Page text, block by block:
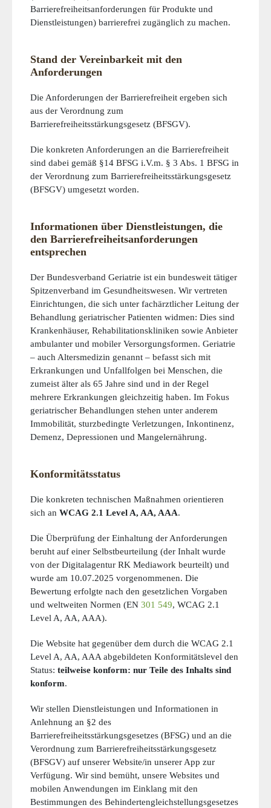
Barrierefreiheitsanforderungen für Produkte und
Dienstleistungen) barrierefrei zugänglich zu machen.
Stand der Vereinbarkeit mit den
Anforderungen
Die Anforderungen der Barrierefreiheit ergeben sich
aus der Verordnung zum
Barrierefreiheitsstärkungsgesetz (BFSGV).
Die konkreten Anforderungen an die Barrierefreiheit
sind dabei gemäß §14 BFSG i.V.m. § 3 Abs. 1 BFSG in
der Verordnung zum Barrierefreiheitsstärkungsgesetz
(BFSGV) umgesetzt worden.
Informationen über Dienstleistungen, die
den Barrierefreiheitsanforderungen
entsprechen
Der Bundesverband Geriatrie ist ein bundesweit tätiger
Spitzenverband im Gesundheitswesen. Wir vertreten
Einrichtungen, die sich unter fachärztlicher Leitung der
Behandlung geriatrischer Patienten widmen: Dies sind
Krankenhäuser, Rehabilitationskliniken sowie Anbieter
ambulanter und mobiler Versorgungsformen. Geriatrie
– auch Altersmedizin genannt – befasst sich mit
Erkrankungen und Unfallfolgen bei Menschen, die
zumeist älter als 65 Jahre sind und in der Regel
mehrere Erkrankungen gleichzeitig haben. Im Fokus
geriatrischer Behandlungen stehen unter anderem
Immobilität, sturzbedingte Verletzungen, Inkontinenz,
Demenz, Depressionen und Mangelernährung.
Konformitätsstatus
Die konkreten technischen Maßnahmen orientieren
sich an WCAG 2.1 Level A, AA, AAA.
Die Überprüfung der Einhaltung der Anforderungen
beruht auf einer Selbstbeurteilung (der Inhalt wurde
von der Digitalagentur RK Mediawork beurteilt) und
wurde am 10.07.2025 vorgenommenen. Die
Bewertung erfolgte nach den gesetzlichen Vorgaben
und weltweiten Normen (EN 301 549, WCAG 2.1
Level A, AA, AAA).
Die Website hat gegenüber dem durch die WCAG 2.1
Level A, AA, AAA abgebildeten Konformitätslevel den
Status: teilweise konform: nur Teile des Inhalts sind
konform.
Wir stellen Dienstleistungen und Informationen in
Anlehnung an §2 des
Barrierefreiheitsstärkungsgesetzes (BFSG) und an die
Verordnung zum Barrierefreiheitsstärkungsgesetz
(BFSGV) auf unserer Website/in unserer App zur
Verfügung. Wir sind bemüht, unsere Websites und
mobilen Anwendungen im Einklang mit den
Bestimmungen des Behindertengleichstellungsgesetzes